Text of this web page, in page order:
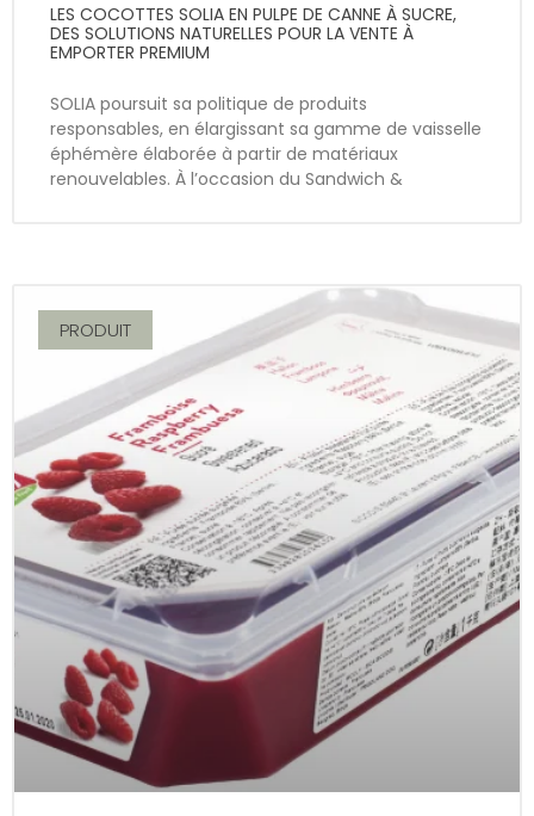
LES COCOTTES SOLIA EN PULPE DE CANNE À SUCRE,
DES SOLUTIONS NATURELLES POUR LA VENTE À
EMPORTER PREMIUM
SOLIA poursuit sa politique de produits
responsables, en élargissant sa gamme de vaisselle
éphémère élaborée à partir de matériaux
renouvelables. À l’occasion du Sandwich &
PRODUIT